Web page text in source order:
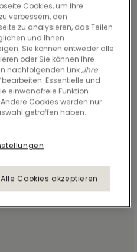
Cookies, um Ihre
verbessern, den
zu analysieren, das Teilen
und Ihnen
Sie können entweder alle
oder Sie können Ihre
nachfolgenden Link„Ihre
bearbeiten. Essentielle und
einwandfreie Funktion
Cookies werden nur
getroffen haben.
Alle Cookies akzeptieren